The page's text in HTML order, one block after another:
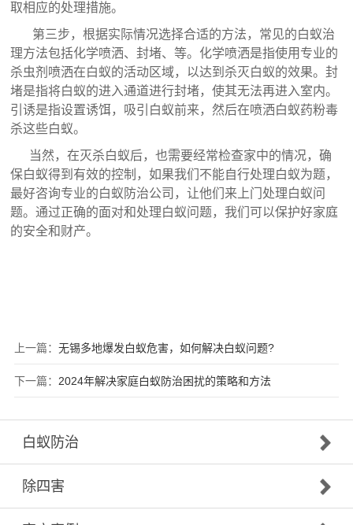
取相应的处理措施。
第三步，根据实际情况选择合适的方法，常见的白蚁治
理方法包括化学喷洒、封堵、等。化学喷洒是指使用专业的
杀虫剂喷洒在白蚁的活动区域，以达到杀灭白蚁的效果。封
堵是指将白蚁的进入通道进行封堵，使其无法再进入室内。
引诱是指设置诱饵，吸引白蚁前来，然后在喷洒白蚁药粉毒
杀这些白蚁。
当然，在灭杀白蚁后，也需要经常检查家中的情况，确
保白蚁得到有效的控制，如果我们不能自行处理白蚁为题，
最好咨询专业的白蚁防治公司，让他们来上门处理白蚁问
题。通过正确的面对和处理白蚁问题，我们可以保护好家庭
的安全和财产。
上一篇： 无锡多地爆发白蚁危害，如何解决白蚁问题?
下一篇： 2024年解决家庭白蚁防治困扰的策略和方法
白蚁防治
除四害